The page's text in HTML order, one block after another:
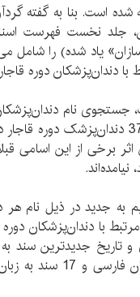
است. بنا به گفته
جلد نخست فهرست
یاد شده) را
دندان‌پزشکان دوره
جستجوی نام
میان اسناد موجود بوده است که در این میان نام 37
برخی از این اسامی
به جدید در ذیل نام
است. فهرست حاضر شامل 379 سند مرتبط با
هجری قمری است. در این میان 362